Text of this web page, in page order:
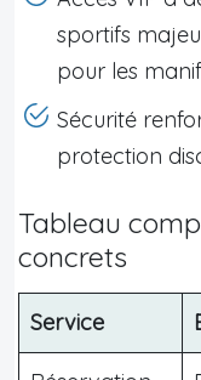
sportifs
pour les
Sécurité
protection
Tableau
concrets
Service